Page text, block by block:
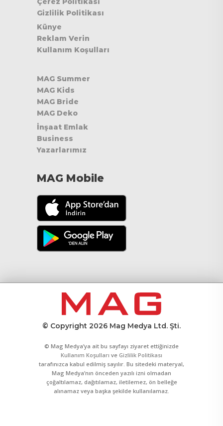
Gizlilik Politikası
Künye
Reklam Verin
Kullanım Koşulları
MAG Summer
MAG Kids
MAG Bride
MAG Deko
İnşaat Emlak
Business
Yazarlarımız
MAG Mobile
© Copyright 2026 Mag Medya Ltd. Şti.
© Mag Medya’ya ait bu sayfayı ziyaret ettiğinizde
Kullanım Koşulları ve Gizlilik Politikası
tarafınızca kabul edilmiş sayılır. Bu sitedeki materyal,
Mag Medya’nın önceden yazılı izni olmadan
çoğaltılamaz, dağıtılamaz, iletilemez, ön belleğe
alınamaz veya başka şekilde kullanılamaz.